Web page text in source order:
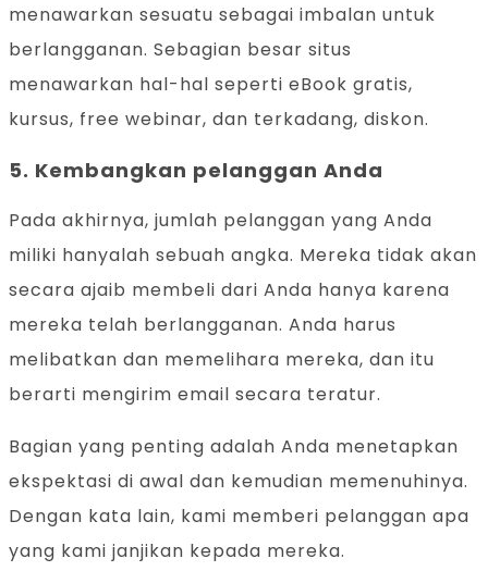
menawarkan sesuatu sebagai imbalan untuk
berlangganan. Sebagian besar situs
menawarkan hal-hal seperti eBook gratis,
kursus, free webinar, dan terkadang, diskon.
5. Kembangkan pelanggan Anda
Pada akhirnya, jumlah pelanggan yang Anda
miliki hanyalah sebuah angka. Mereka tidak akan
secara ajaib membeli dari Anda hanya karena
mereka telah berlangganan. Anda harus
melibatkan dan memelihara mereka, dan itu
berarti mengirim email secara teratur.
Bagian yang penting adalah Anda menetapkan
ekspektasi di awal dan kemudian memenuhinya.
Dengan kata lain, kami memberi pelanggan apa
yang kami janjikan kepada mereka.